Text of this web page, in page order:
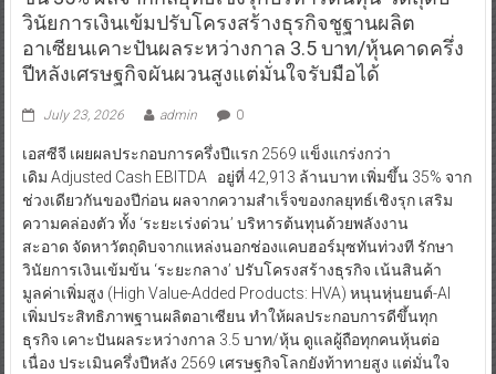
เอสซีจีครึ่งปีแรก 2569 Adjusted Cash EBITDA แกร่ง
ขึ้น 35% ผลจากกลยุทธ์เชิงรุกบริหารต้นทุน-วัตถุดิบ
วินัยการเงินเข้มปรับโครงสร้างธุรกิจชูฐานผลิต
อาเซียนเคาะปันผลระหว่างกาล 3.5 บาท/หุ้นคาดครึ่ง
ปีหลังเศรษฐกิจผันผวนสูงแต่มั่นใจรับมือได้
July 23, 2026 admin 0
เอสซีจี เผยผลประกอบการครึ่งปีแรก 2569 แข็งแกร่งกว่า
เดิม Adjusted Cash EBITDA อยู่ที่ 42,913 ล้านบาท เพิ่มขึ้น 35% จาก
ช่วงเดียวกันของปีก่อน ผลจากความสำเร็จของกลยุทธ์เชิงรุก เสริม
ความคล่องตัว ทั้ง ‘ระยะเร่งด่วน’ บริหารต้นทุนด้วยพลังงาน
สะอาด จัดหาวัตถุดิบจากแหล่งนอกช่องแคบฮอร์มุซทันท่วงที รักษา
วินัยการเงินเข้มข้น ‘ระยะกลาง’ ปรับโครงสร้างธุรกิจ เน้นสินค้า
มูลค่าเพิ่มสูง (High Value-Added Products: HVA) หนุนหุ่นยนต์-AI